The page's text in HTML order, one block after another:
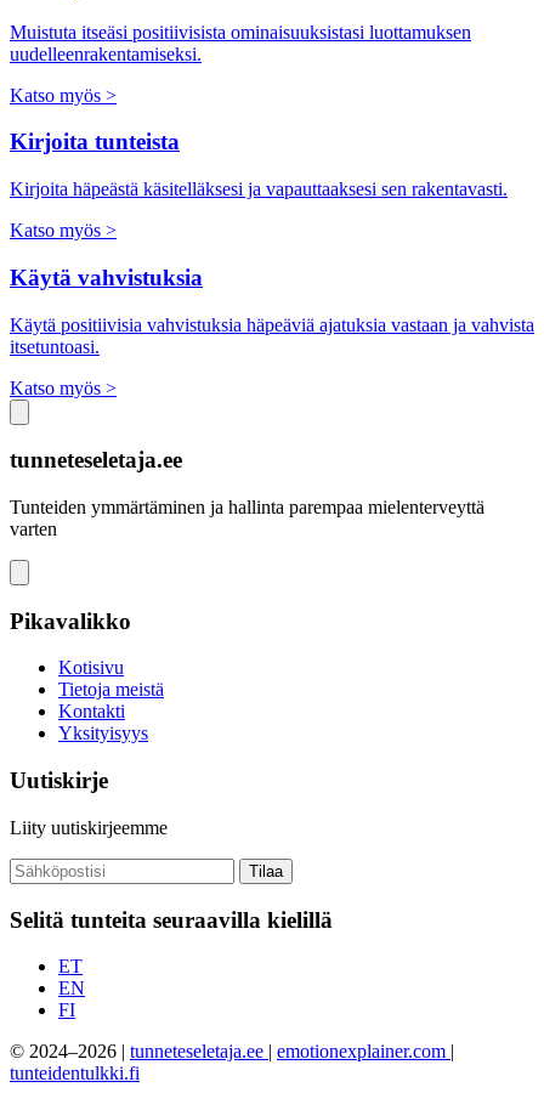
Muistuta itseäsi positiivisista ominaisuuksistasi luottamuksen
uudelleenrakentamiseksi.
Katso myös >
Kirjoita tunteista
Kirjoita häpeästä käsitelläksesi ja vapauttaaksesi sen rakentavasti.
Katso myös >
Käytä vahvistuksia
Käytä positiivisia vahvistuksia häpeäviä ajatuksia vastaan ja vahvista
itsetuntoasi.
Katso myös >
tunneteseletaja.ee
Tunteiden ymmärtäminen ja hallinta parempaa mielenterveyttä
varten
Pikavalikko
Kotisivu
Tietoja meistä
Kontakti
Yksityisyys
Uutiskirje
Liity uutiskirjeemme
Tilaa
Selitä tunteita seuraavilla kielillä
ET
EN
FI
© 2024–2026 | tunneteseletaja.ee | emotionexplainer.com |
tunteidentulkki.fi